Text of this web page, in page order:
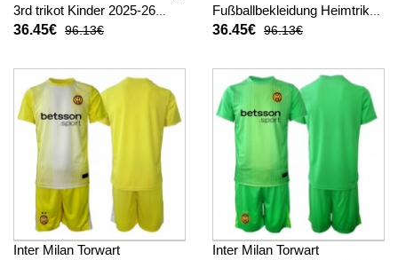
3rd trikot Kinder 2025-26
Kurzarm (+ kurze hosen)
36.45€ 96.13€
Fußballbekleidung Heimtrikot
Kinder 2025-26 Kurzarm (+
36.45€ 96.13€
Inter Milan Torwart
Inter Milan Torwart